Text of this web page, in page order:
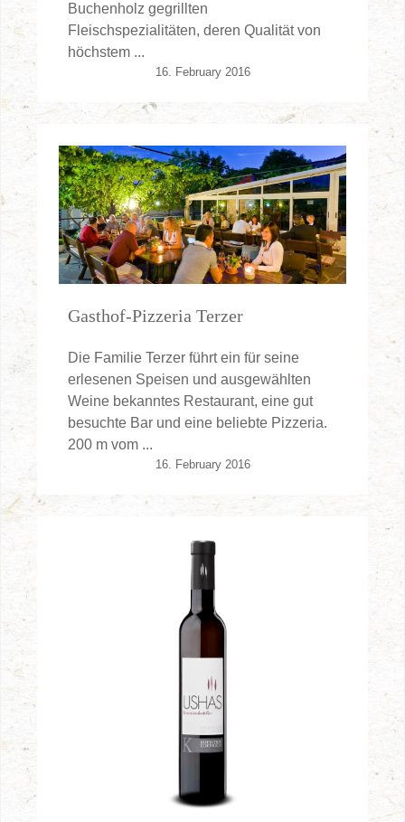
Buchenholz gegrillten
Fleischspezialitäten, deren Qualität von
höchstem ...
16. February 2016
Gasthof-Pizzeria Terzer
Die Familie Terzer führt ein für seine
erlesenen Speisen und ausgewählten
Weine bekanntes Restaurant, eine gut
besuchte Bar und eine beliebte Pizzeria.
200 m vom ...
16. February 2016